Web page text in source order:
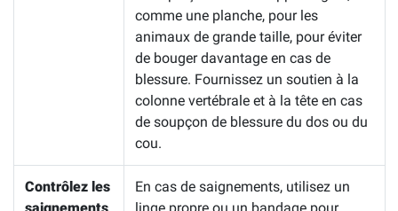
comme une planche, pour les
animaux de grande taille, pour éviter
de bouger davantage en cas de
blessure. Fournissez un soutien à la
colonne vertébrale et à la tête en cas
de soupçon de blessure du dos ou du
cou.
Contrôlez les
En cas de saignements, utilisez un